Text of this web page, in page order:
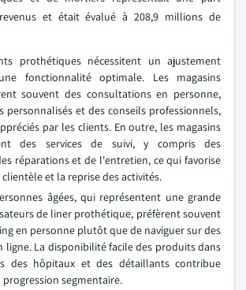
et était évalué à 208,9 millions de
prothétiques nécessitent un ajustement
fonctionnalité optimale. Les magasins
souvent des consultations en personne,
personnalisés et des conseils professionnels,
par les clients. En outre, les magasins
des services de suivi, y compris des
réparations et de l'entretien, ce qui favorise
et la reprise des activités.
âgées, qui représentent une grande
de liner prothétique, préfèrent souvent
en personne plutôt que de naviguer sur des
ligne. La disponibilité facile des produits dans
des hôpitaux et des détaillants contribue
segmentaire.